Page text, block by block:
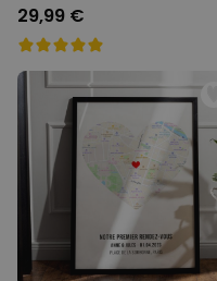
29,99 €